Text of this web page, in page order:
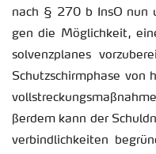
nach § 270 b InsO nun
gen die Mög­lich­keit,
sol­venz­pla­nes
Schutz­schirm­pha­se
ßer­dem kann der
ver­bind­lich­kei­ten